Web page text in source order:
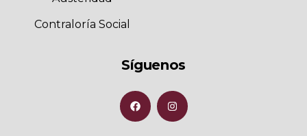
Contraloría Social
Síguenos